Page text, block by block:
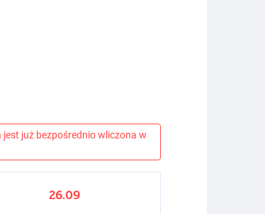
już bezpośrednio wliczona w
26.09